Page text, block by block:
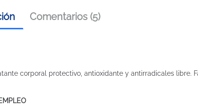
Comentarios (5)
corporal protectivo, antioxidante y antirradicales libre.